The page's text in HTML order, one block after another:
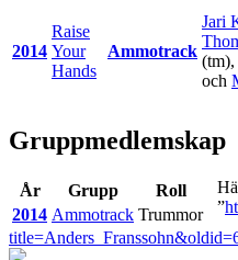
2014
Raise
Your
Hands
Ammotrack
Jari
(tm),
och
Gruppmedlemskap
År Grupp
Roll
2014 Ammotrack Trummor
”